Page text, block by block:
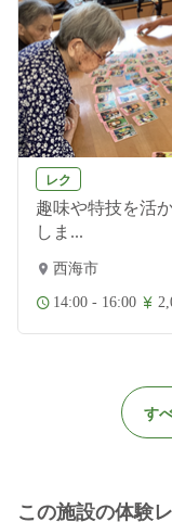
レク
趣味や特技を活
しま...
西海市
14:00 - 16:00
す
この施設の体験